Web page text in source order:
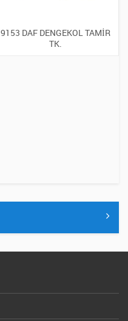
9153 DAF DENGEKOL TAMİR
TK.